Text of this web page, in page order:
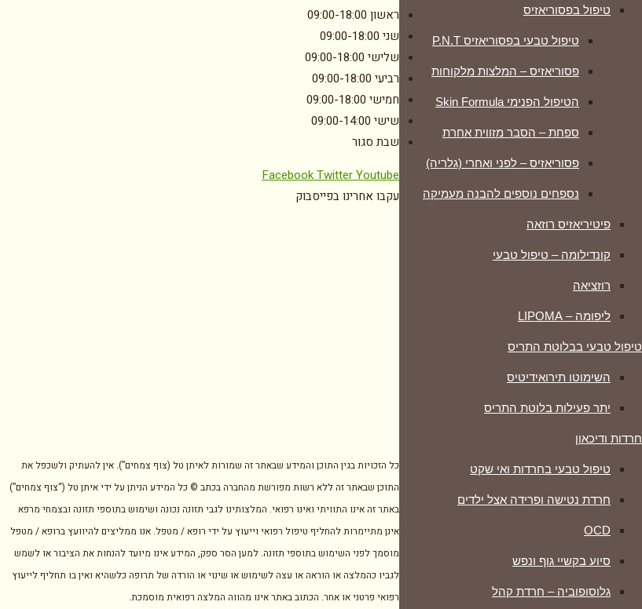
טיפול בפסוריאזיס
טיפול טבעי בפסוריאזיס P.N.T
פסוריאזיס – המלצות מלקוחות
הטיפול הפנימי Skin Formula
ספחת – הסבר מזווית אחרת
פסוריאזיס – לפני ואחרי (גלריה)
נספחים נוספים להבנה מעמיקה
פיטיריאזיס רוזאה
קונדילומה – טיפול טבעי
רוזציאה
ליפומה – LIPOMA
טיפול טבעי בבלוטת התריס
השימוטו תירואידיטיס
יתר פעילות בלוטת התריס
חרדות ודיכאון
טיפול טבעי בחרדות ואי שקט
חרדת נטישה ופרידה אצל ילדים
OCD
סיוע בקשיי גוף ונפש
גלוסופוביה – חרדת קהל
ראשון 09:00-18:00
שני 09:00-18:00
שלישי 09:00-18:00
רביעי 09:00-18:00
חמישי 09:00-18:00
שישי 09:00-14:00
שבת סגור
FacebookTwitterYoutube
עקבו אחרינו בפייסבוק
כל הזכויות בגין התוכן והמידע שבאתר זה שמורות לאיתן טל (צוף צמחים”). אין להעתיק ולשכפל את
התוכן שבאתר זה ללא רשות מפורשת מהחברה בכתב © כל המידע הניתן על ידי איתן טל (“צוף צמחים”)
באתר זה אינו התוויתי ואינו רפואי. המלצותינו לגבי תזונה נכונה ושימוש בתוספי תזונה ובצמחי מרפא
אינן מתיימרות להחליף טיפול רפואי וייעוץ על ידי רופא / מטפל. אנו ממליצים להיוועץ ברופא / מטפל
מוסמך לפני השימוש בתוספי תזונה. למען הסר ספק, המידע אינו מיועד להנחות את הציבור או לשמש
לגביו כהמלצה או הוראה או עצה לשימוש או שינוי או הורדה של תרופה כלשהיא ואין בו תחליף לייעוץ
רפואי פרטני או אחר. הכתוב באתר אינו מהווה המלצה רפואית מוסמכת.